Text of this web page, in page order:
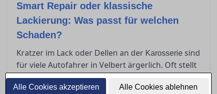
Alle Cookies akzeptieren Alle Cookies ablehnen
Smart Repair oder klassische
Lackierung: Was passt für welchen
Schaden?
Kratzer im Lack oder Dellen an der Karosserie sind
für viele Autofahrer in Velbert ärgerlich. Oft stellt
sich die Frage, ob Smart Repair ausreicht oder
eine klassische Lackierung nötig ist. In diesem